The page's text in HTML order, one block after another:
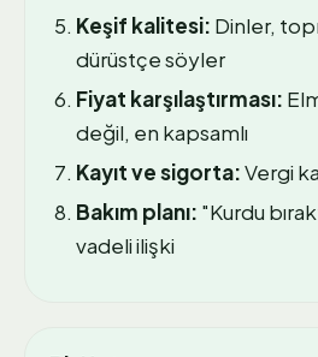
Keşif kalitesi: Dinler,
dürüstçe söyler
Fiyat karşılaştırması:
değil, en kapsamlı
Kayıt ve sigorta:Vergi
Bakım planı: "Kurdu
vadeli ilişki